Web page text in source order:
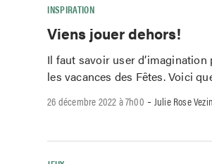
INSPIRATION
Viens jouer dehors!
Il faut savoir user
les vacances des Fêtes. Voici
26 décembre 2022 à 7h00 - Julie Rose